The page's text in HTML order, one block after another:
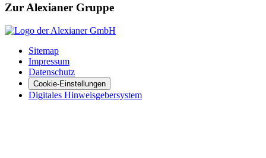
Zur Alexianer Gruppe
Sitemap
Impressum
Datenschutz
Cookie-Einstellungen
Digitales Hinweisgebersystem